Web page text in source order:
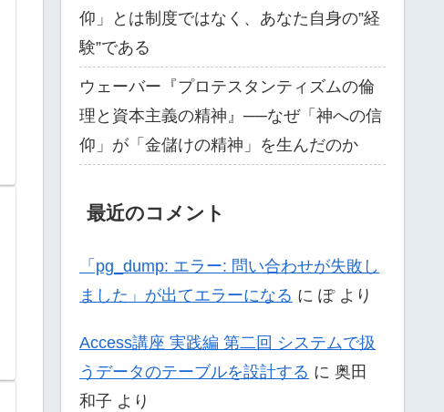
仰」とは制度ではなく、あなた自身の”経
験”である
ウェーバー『プロテスタンティズムの倫
理と資本主義の精神』──なぜ「神への信
仰」が「金儲けの精神」を生んだのか
最近のコメント
「pg_dump: エラー: 問い合わせが失敗し
ました」が出てエラーになる に ぽより
Access講座 実践編 第二回 システムで扱
うデータのテーブルを設計する に 奥田
和子 より